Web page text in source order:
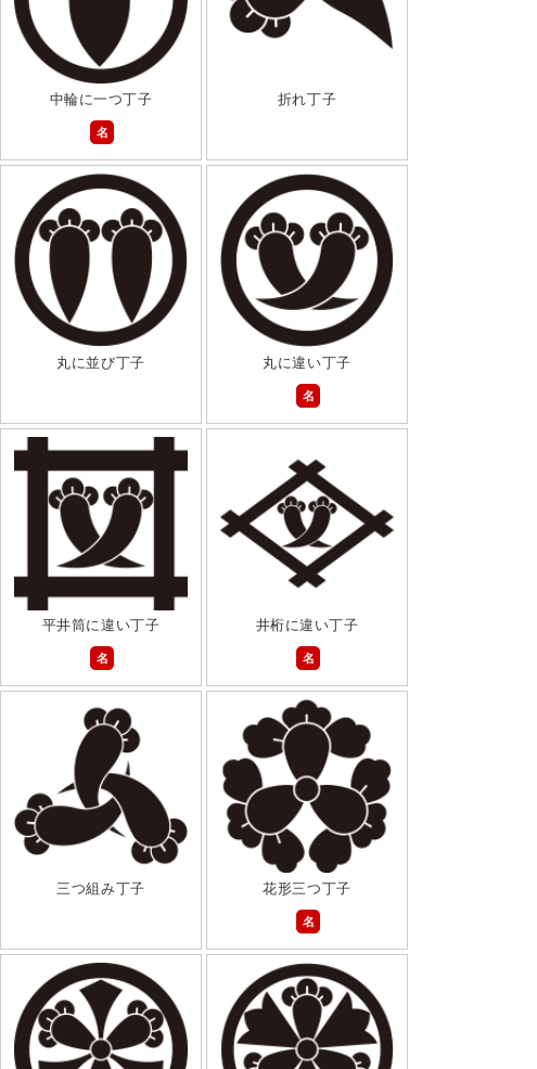
中輪に一つ丁子
名
折れ丁子
丸に並び丁子
丸に違い丁子
名
平井筒に違い丁子
名
井桁に違い丁子
名
三つ組み丁子
花形三つ丁子
名